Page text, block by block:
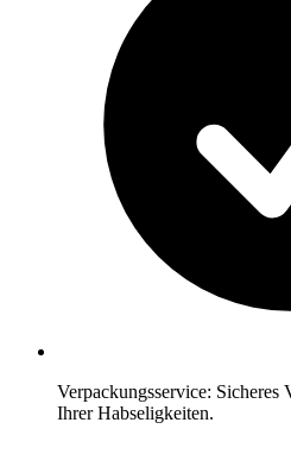
Verpackungsservice: Sicheres
Ihrer Habseligkeiten.